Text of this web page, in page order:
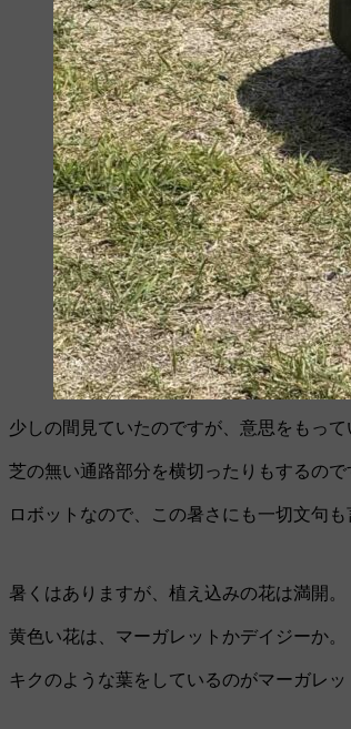
少しの間見ていたのですが、意思をもっ
芝の無い通路部分を横切ったりもするので
ロボットなので、この暑さにも一切文句
暑くはありますが、植え込みの花は満開。
黄色い花は、マーガレットかデイジーか。
キクのような葉をしているのがマーガレ